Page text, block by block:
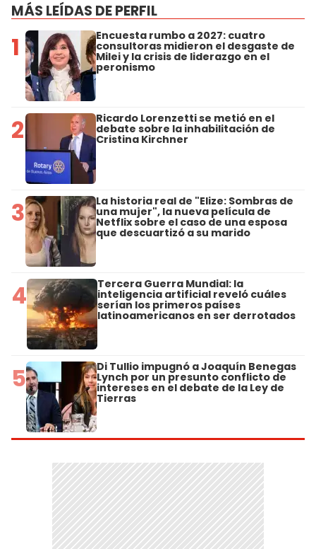
MÁS LEÍDAS DE PERFIL
1 Encuesta rumbo a 2027: cuatro
consultoras midieron el desgaste de
Milei y la crisis de liderazgo en el
peronismo
2 Ricardo Lorenzetti se metió en el
debate sobre la inhabilitación de
Cristina Kirchner
3 La historia real de "Elize: Sombras de
una mujer", la nueva película de
Netflix sobre el caso de una esposa
que descuartizó a su marido
4 Tercera Guerra Mundial: la
inteligencia artificial reveló cuáles
serían los primeros países
latinoamericanos en ser derrotados
5 Di Tullio impugnó a Joaquín Benegas
Lynch por un presunto conflicto de
intereses en el debate de la Ley de
Tierras